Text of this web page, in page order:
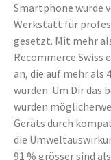
Smartphone wurde
Werkstatt für
gesetzt. Mit mehr
Recommerce
an, die auf mehr als
wurden. Um Dir das
wurden
Geräts durch
die
91 % grösser sind